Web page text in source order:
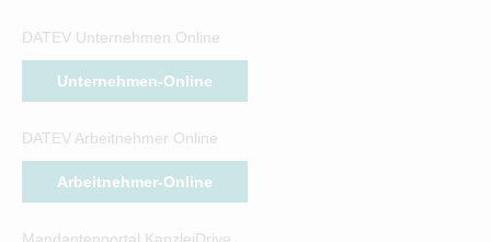
DATEV Unternehmen Online
Unternehmen-Online
DATEV Arbeitnehmer Online
Arbeitnehmer-Online